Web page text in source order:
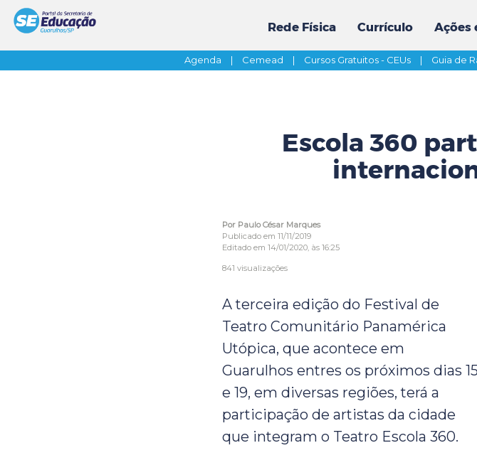
Rede Física Currículo Ações
Agenda | Cemead | Cursos Gratuitos - CEUs | Guia de
Escola 360
Por Paulo César Marques
Publicado em 11/11/2019
Editado em 14/01/2020, às 16:25
841 visualizações
A terceira edição do Festival de
Teatro Comunitário Panamérica
Utópica, que acontece em
Guarulhos entres os próximos dias 15
e 19, em diversas regiões, terá a
participação de artistas da cidade
que integram o Teatro Escola 360.